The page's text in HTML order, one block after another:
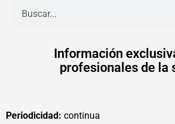
Información
profesionales de la
Periodicidad: continua